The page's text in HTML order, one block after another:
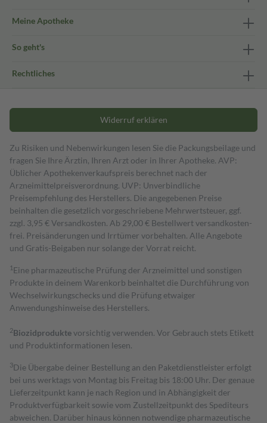
Meine Apotheke
So geht's
Rechtliches
Widerruf erklären
Zu Risiken und Nebenwirkungen lesen Sie die Packungsbeilage und
fragen Sie Ihre Ärztin, Ihren Arzt oder in Ihrer Apotheke. AVP:
Üblicher Apothekenverkaufspreis berechnet nach der
Arzneimittelpreisverordnung. UVP: Unverbindliche
Preisempfehlung des Herstellers. Die angegebenen Preise
beinhalten die gesetzlich vorgeschriebene Mehrwertsteuer, ggf.
zzgl. 3,95 € Versandkosten. Ab 29,00 € Bestell­wert versand­kosten­
frei. Preisänderungen und Irrtümer vorbehalten. Alle Angebote
und Gratis-Beigaben nur solange der Vorrat reicht.
1 Eine pharmazeutische Prüfung der Arzneimittel und sonstigen
Produkte in deinem Warenkorb beinhaltet die Durchführung von
Wechselwirkungschecks und die Prüfung etwaiger
Anwendungshinweise des Herstellers.
2Biozidproduktevorsichtig verwenden. Vor Gebrauch stets Etikett
und Produktinformationen lesen.
3Die Übergabe deiner Bestellung an den Paketdienstleister erfolgt
bei uns werktags von Montag bis Freitag bis 18:00 Uhr. Der genaue
Lieferzeitpunkt kann je nach Region und in Abhängigkeit der
Produktverfügbarkeit sowie vom Zustellzeitpunkt des Spediteurs
abweichen. Darüber hinaus können notwendige pharmazeutische